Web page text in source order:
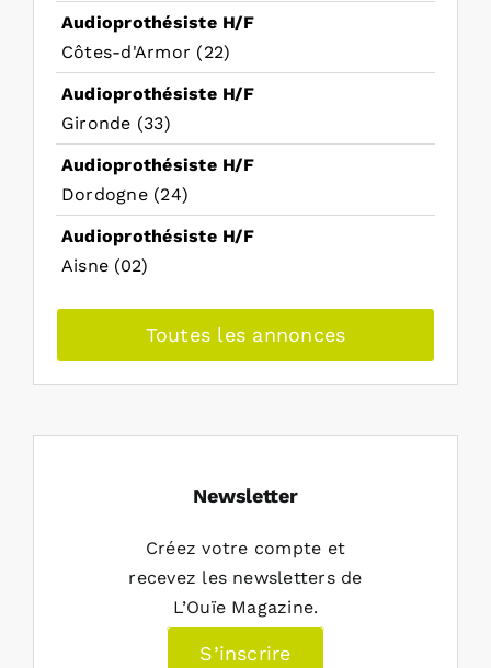
Audioprothésiste H/F
Côtes-d'Armor (22)
Audioprothésiste H/F
Gironde (33)
Audioprothésiste H/F
Dordogne (24)
Audioprothésiste H/F
Aisne (02)
Toutes les annonces
Newsletter
Créez votre compte et
recevez les newsletters de
L’Ouïe Magazine.
S’inscrire